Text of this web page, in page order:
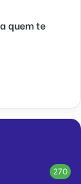
quem te
270